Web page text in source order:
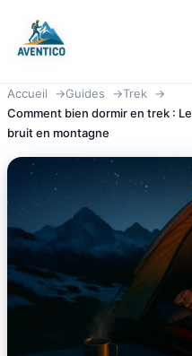
Aventico
Accueil Guides
Trek
Comment bien dormir en trek :
bruit en montagne